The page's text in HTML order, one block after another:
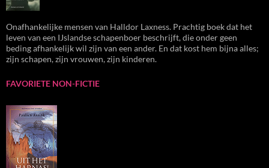
Onafhankelijke mensen van Halldor Laxness. Prachtig boek dat het
leven van een IJslandse schapenboer beschrijft, die onder geen
beding afhankelijk wil zijn van een ander. En dat kost hem bijna alles;
zijn schapen, zijn vrouwen, zijn kinderen.
FAVORIETE NON-FICTIE